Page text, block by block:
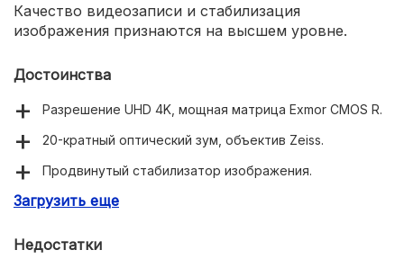
Качество видеозаписи и стабилизация
изображения признаются на высшем уровне.
Достоинства
Разрешение UHD 4K, мощная матрица Exmor CMOS R.
20-кратный оптический зум, объектив Zeiss.
Продвинутый стабилизатор изображения.
Гибкие ручные настройки.
Загрузить еще
Недостатки